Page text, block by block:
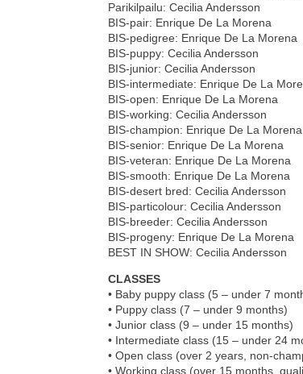
Parikilpailu: Cecilia Andersson
BIS-pair: Enrique De La Morena
BIS-pedigree: Enrique De La Morena
BIS-puppy: Cecilia Andersson
BIS-junior: Cecilia Andersson
BIS-intermediate: Enrique De La
BIS-open: Enrique De La Morena
BIS-working: Cecilia Andersson
BIS-champion: Enrique De La Morena
BIS-senior: Enrique De La Morena
BIS-veteran: Enrique De La Morena
BIS-smooth: Enrique De La Morena
BIS-desert bred: Cecilia Andersson
BIS-particolour: Cecilia Andersson
BIS-breeder: Cecilia Andersson
BIS-progeny: Enrique De La Morena
BEST IN SHOW: Cecilia Andersson
CLASSES
• Baby puppy class (5 – under 7
• Puppy class (7 – under 9 months)
• Junior class (9 – under 15 months)
• Intermediate class (15 – under 24
• Open class (over 2 years, non-
• Working class (over 15 months,